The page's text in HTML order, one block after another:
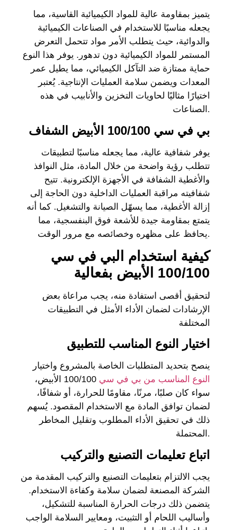
يتميز بمقاومة عالية للمواد الكيميائية القاسية، مما
يجعله مناسبًا للاستخدام في الصناعات الكيميائية
والدوائية، حيث يتطلب الأمر مواد تتحمل التعرض
المستمر للمواد الكيميائية دون تدهور. يوفر هذا النوع
حماية ممتازة ضد التآكل الكيميائي، مما يطيل عمر
المعدات ويضمن سلامة العمليات الإنتاجية. يُعتبر
اختيارًا مثاليًا لحاويات التخزين والأنابيب في هذه
الصناعات.
بي في سي 100/100 الأبيض الشفاف
يوفر شفافية عالية، مما يجعله مناسبًا لتطبيقات
تتطلب رؤية واضحة من خلال المادة، مثل النوافذ
والأغطية الشفافة في الأجهزة الإلكترونية. تتيح
شفافيته مراقبة العمليات الداخلية دون الحاجة إلى
إزالة الأغطية، مما يسهّل الصيانة والتشغيل. كما أنه
يتمتع بمقاومة جيدة للأشعة فوق البنفسجية، مما
يحافظ على مظهره وخصائصه مع مرور الوقت.
كيفية استخدام البي في سي
100/100 الأبيض بفعالية
لتحقيق أقصى استفادة منه، يجب مراعاة بعض
الإرشادات لضمان الأداء الأمثل في التطبيقات
المختلفة
اختيار النوع المناسب للتطبيق
ينصح بتحديد المتطلبات الخاصة بالمشروع واختيار
النوع المناسب من بي في سي
100/100 الأبيض،
سواء كان صلبًا، مرنًا، مقاومًا للحرارة، أو شفافًا،
لضمان توافق المادة مع الاستخدام المقصود. يُسهم
ذلك في تحقيق الأداء المطلوب وتقليل المخاطر
المحتملة.
اتباع تعليمات التصنيع والتركيب
يجب الالتزام بتعليمات التصنيع والتركيب المقدمة من
الشركة المصنعة لضمان سلامة وكفاءة الاستخدام.
يتضمن ذلك درجات الحرارة المناسبة للتشكيل،
وأساليب اللحام أو التثبيت، ومعايير السلامة الواجب